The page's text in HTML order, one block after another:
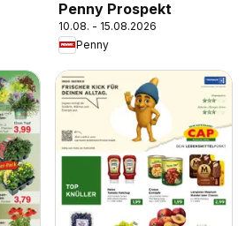
Penny Prospekt
10.08. - 15.08.2026
Penny